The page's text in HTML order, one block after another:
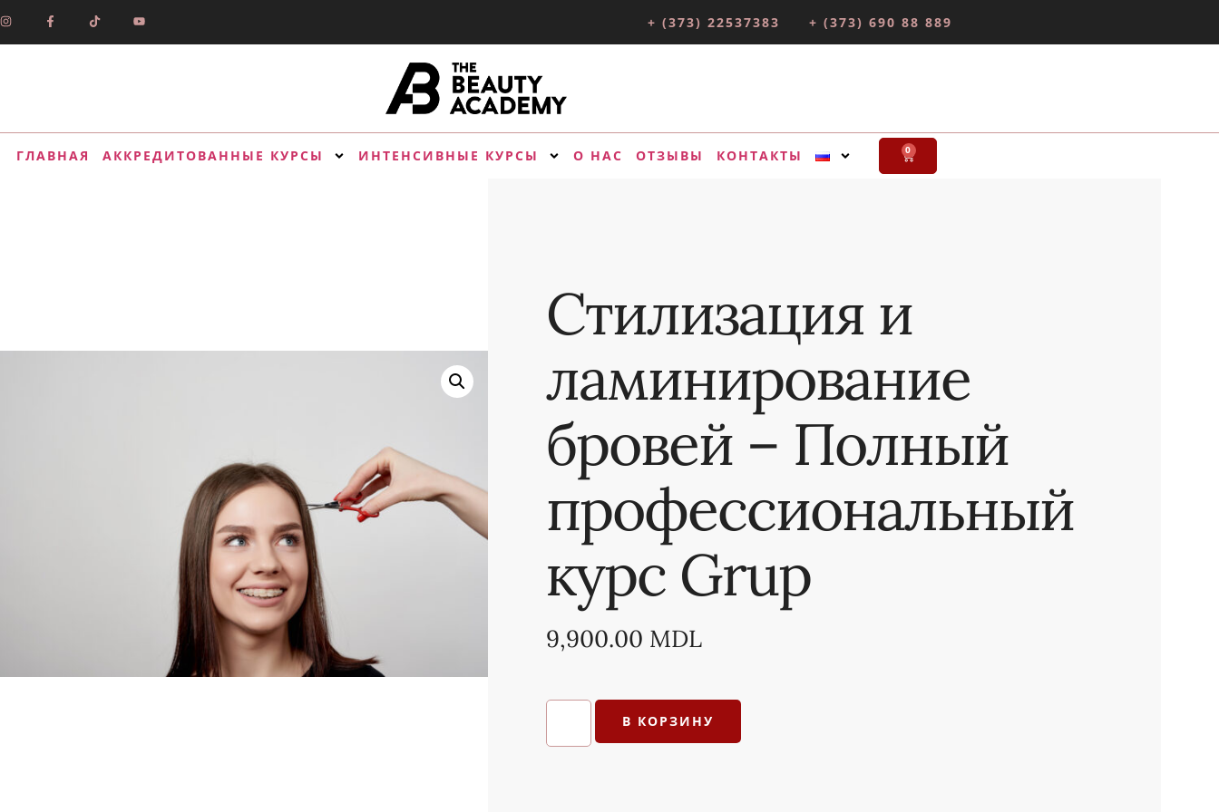
+ (373) 22537383 + (373) 690 88 889
ГЛАВНАЯ АККРЕДИТОВАННЫЕ КУРСЫ ИНТЕНСИВНЫЕ КУРСЫ О НАС ОТЗЫВЫ КОНТАКТЫ 0
Стилизация и
ламинирование
бровей – Полный
профессиональный
курс Grup
9,900.00 MDL
В КОРЗИНУ